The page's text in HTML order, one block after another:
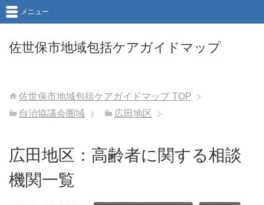
佐世保市地域包括ケアガイドマップ
メニュー
佐世保市地域包括ケアガイドマップTOP
自治協議会圏域
広田地区
広田地区：高齢者に関する相談
機関一覧